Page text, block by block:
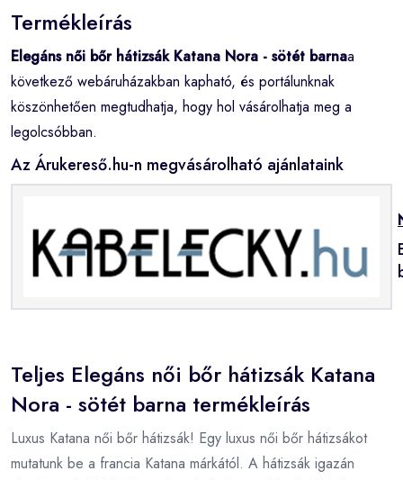
Termékleírás
Elegáns női bőr hátizsák Katana Nora - sötét barnaa
következő webáruházakban kapható, és portálunknak
köszönhetően megtudhatja, hogy hol vásárolhatja meg a
legolcsóbban.
Az Árukereső.hu-n megvásárolható ajánlataink
Teljes Elegáns női bőr hátizsák Katana
Nora - sötét barna termékleírás
Luxus Katana női bőr hátizsák! Egy luxus női bőr hátizsákot
mutatunk be a francia Katana márkától. A hátizsák igazán